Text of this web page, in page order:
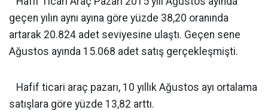
geçen yılın aynı ayına göre yüzde 38,20 oranında
artarak 20.824 adet seviyesine ulaştı. Geçen sene
Ağustos ayında 15.068 adet satış gerçekleşmişti.
Hafif ticari araç pazarı, 10 yıllık Ağustos ayı ortalama
satışlara göre yüzde 13,82 arttı.